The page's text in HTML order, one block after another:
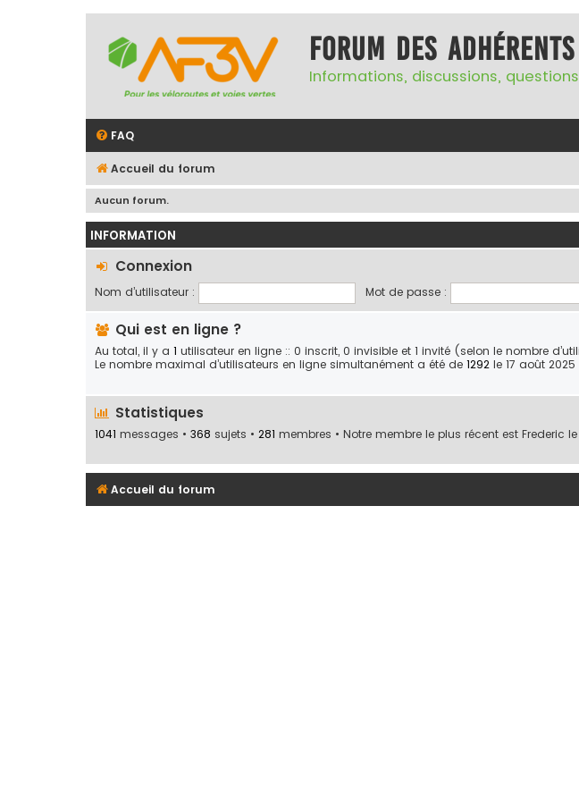
Forum des
Informations, discussions,
FAQ
Accueil du forum
Aucun forum.
INFORMATION
Connexion
Nom d’utilisateur : Mot de passe :
Qui est en ligne ?
Au total, il y a 1 utilisateur en ligne :: 0 inscrit, 0 invisible et 1 invité (selon le nombre
Le nombre maximal d’utilisateurs en ligne simultanément a été de 1292 le 17 août 2025
Statistiques
1041 messages • 368 sujets • 281 membres • Notre membre le plus récent est Frederic
Accueil du forum